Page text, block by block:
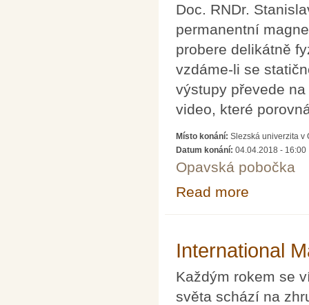
Doc. RNDr.
permanentní
probere delikátně
vzdáme-li se
výstupy převede na
video, které
Místo konání: Slezská univerzita v
Datum konání: 04.04.2018 - 16:00
Opavská pobočka
Read more
International
Každým rokem se
světa schází na